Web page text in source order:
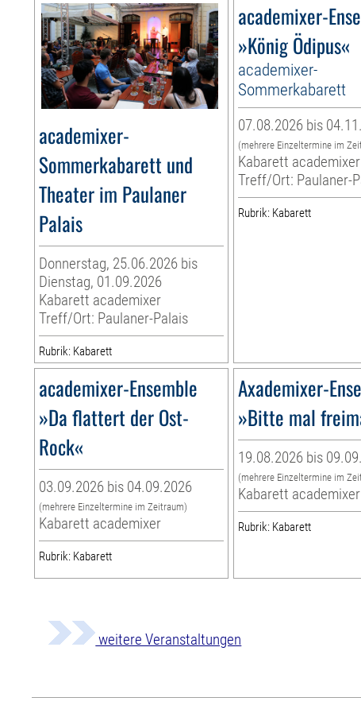
academixer-
Sommerkabarett und
Theater im Paulaner
Palais
Donnerstag, 25.06.2026 bis
Dienstag, 01.09.2026
Kabarett academixer
Treff/Ort: Paulaner-Palais
Rubrik: Kabarett
academixer-
»König Ödipus«
academixer-
Sommerkabarett
07.08.2026 bis
(mehrere Einzeltermine im
Kabarett academixer
Treff/Ort: Paulaner-
Rubrik: Kabarett
academixer-Ensemble
»Da flattert der Ost-
Rock«
03.09.2026 bis 04.09.2026
(mehrere Einzeltermine im Zeitraum)
Kabarett academixer
Rubrik: Kabarett
Axademixer-
»Bitte mal
19.08.2026 bis
(mehrere Einzeltermine im
Kabarett academixer
Rubrik: Kabarett
weitere Veranstaltungen